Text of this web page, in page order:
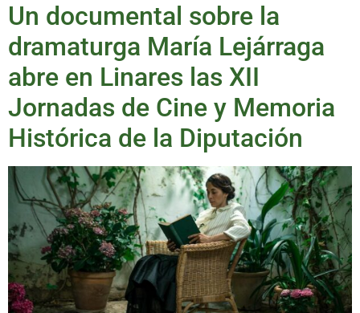
Un documental sobre la
dramaturga María Lejárraga
abre en Linares las XII
Jornadas de Cine y Memoria
Histórica de la Diputación